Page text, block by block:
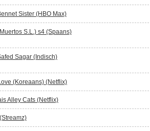
Sister (HBO Max)
S.L.) s4 (Spaans)
Sagar (Indisch)
(Koreaans) (Netflix)
Alley Cats (Netflix)